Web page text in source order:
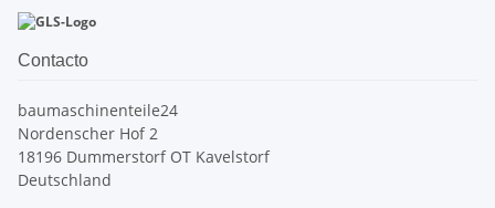
Contacto
baumaschinenteile24
Nordenscher Hof 2
18196 Dummerstorf OT Kavelstorf
Deutschland